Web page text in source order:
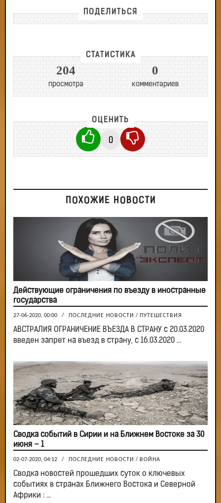
ПОДЕЛИТЬСЯ
СТАТИСТИКА
204
просмотра
0
комментариев
ОЦЕНИТЬ
0
ПОХОЖИЕ НОВОСТИ
Действующие ограничения по въезду в иностранные
государства
27-06-2020, 00:00 / ПОСЛЕДНИЕ НОВОСТИ / ПУТЕШЕСТВИЯ
АВСТРАЛИЯ ОГРАНИЧЕНИЕ ВЪЕЗДА В СТРАНУ с 20.03.2020
введен запрет на въезд в страну, с 16.03.2020 ...
Сводка событий в Сирии и на Ближнем Востоке за 30
июня – 1
02-07-2020, 04:12 / ПОСЛЕДНИЕ НОВОСТИ / ВОЙНА
Сводка новостей прошедших суток о ключевых
событиях в странах Ближнего Востока и Северной
Африки : ...